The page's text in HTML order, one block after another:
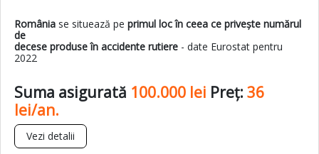
România se situează peprimul loc în ceea ce privește numărul
de
decese produse în accidente rutiere - date Eurostat pentru
2022
Suma asigurată 100.000 lei Preț:36
lei/an.
Vezi detalii